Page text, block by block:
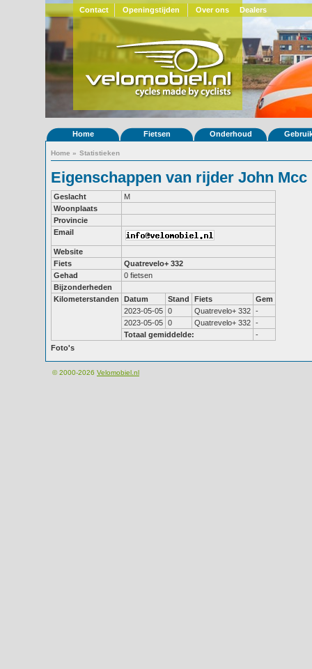
Contact Openingstijden Over ons Dealers
Home Fietsen Onderhoud
Home » Statistieken
Eigenschappen van rijder John Mcc
Geslacht
M
Woonplaats
Provincie
Email
Website
Fiets
Quatrevelo+ 332
Gehad
0 fietsen
Bijzonderheden
Kilometerstanden
Datum Stand Fiets
Gem
2023-05-05 0 Quatrevelo+ 332 -
2023-05-05 0 Quatrevelo+ 332 -
Totaal gemiddelde:
-
Foto's
© 2000-2026 Velomobiel.nl